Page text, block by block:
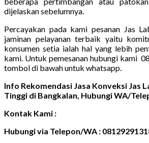
dijelaskan sebelumnya.
Percayakan pada kami pesanan Jas
jaminan pelayanan terbaik yaitu
konsumen setia ialah hal yang lebih
kami. Untuk pemesanan hubungi kami
tombol di bawah untuk whatsapp.
Info Rekomendasi Jasa Konveksi Jas
Tinggi di Bangkalan, Hubungi WA/
Kontak Kami :
Hubungi via Telepon/WA :